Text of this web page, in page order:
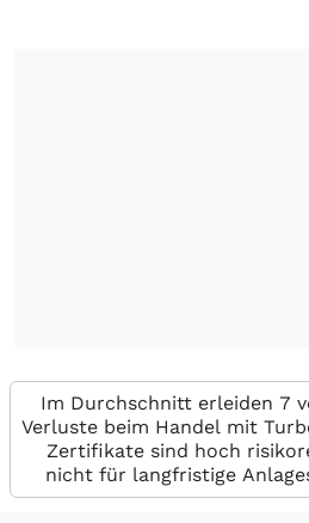
Im Durchschnitt erleiden 7
Verluste beim Handel mit
Zertifikate sind hoch
nicht für langfristige